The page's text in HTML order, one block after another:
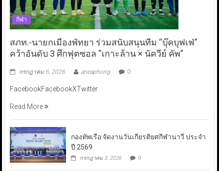
กีฬา
สภท.-นายกเมืองพัทยา ร่วมสนับสนุนทีม “บุ๊คบุฟเฟ่”
คว้าอันดับ 3 ศึกฟุตซอล “เกาะล้าน × นัควีย์ คัพ”
กรกฎาคม 6, 2026 aneaphong 0
FacebookFacebookXTwitter
Read More
กองทัพเรือ จัดงานวันเกียรติยศกีฬานาวี ประจำ
ปี 2569
กรกฎาคม 3, 2026 0